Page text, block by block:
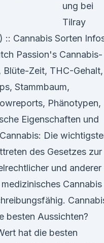
ung bei
Tilray
:: Cannabis Sorten
Passion's Cannabis-
Blüte-Zeit, THC-Gehalt,
Stammbaum,
Phänotypen,
Eigenschaften und
Die
des Gesetzes zur
und anderer
Cannabis
besten Aussichten?
hat die besten